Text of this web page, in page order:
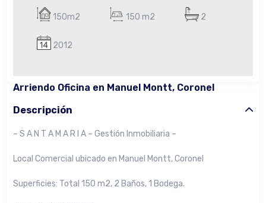
150m2 150 m2 2
2012
Arriendo Oficina en Manuel Montt, Coronel
Descripción
– S A N T A M A R I A – Gestión Inmobiliaria –
Local Comercial ubicado en Manuel Montt, Coronel
Superficies: Total 150 m2, 2 Baños, 1 Bodega.